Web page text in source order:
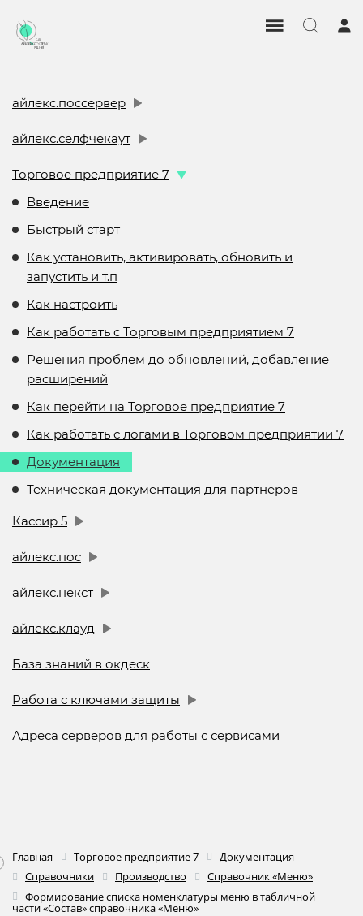
айлекс.поссервер
айлекс.селфчекаут
Торговое предприятие 7
Введение
Быстрый старт
Как установить, активировать, обновить и
запустить и т.п
Как настроить
Как работать с Торговым предприятием 7
Решения проблем до обновлений, добавление
расширений
Как перейти на Торговое предприятие 7
Как работать с логами в Торговом предприятии 7
Документация
Техническая документация для партнеров
Кассир 5
айлекс.пос
айлекс.некст
айлекс.клауд
База знаний в окдеск
Работа с ключами защиты
Адреса серверов для работы с сервисами
Главная Торговое предприятие 7
Документация
Справочники
Производство
Справочник «Меню»
Формирование списка номенклатуры меню в табличной
части «Состав» справочника «Меню»